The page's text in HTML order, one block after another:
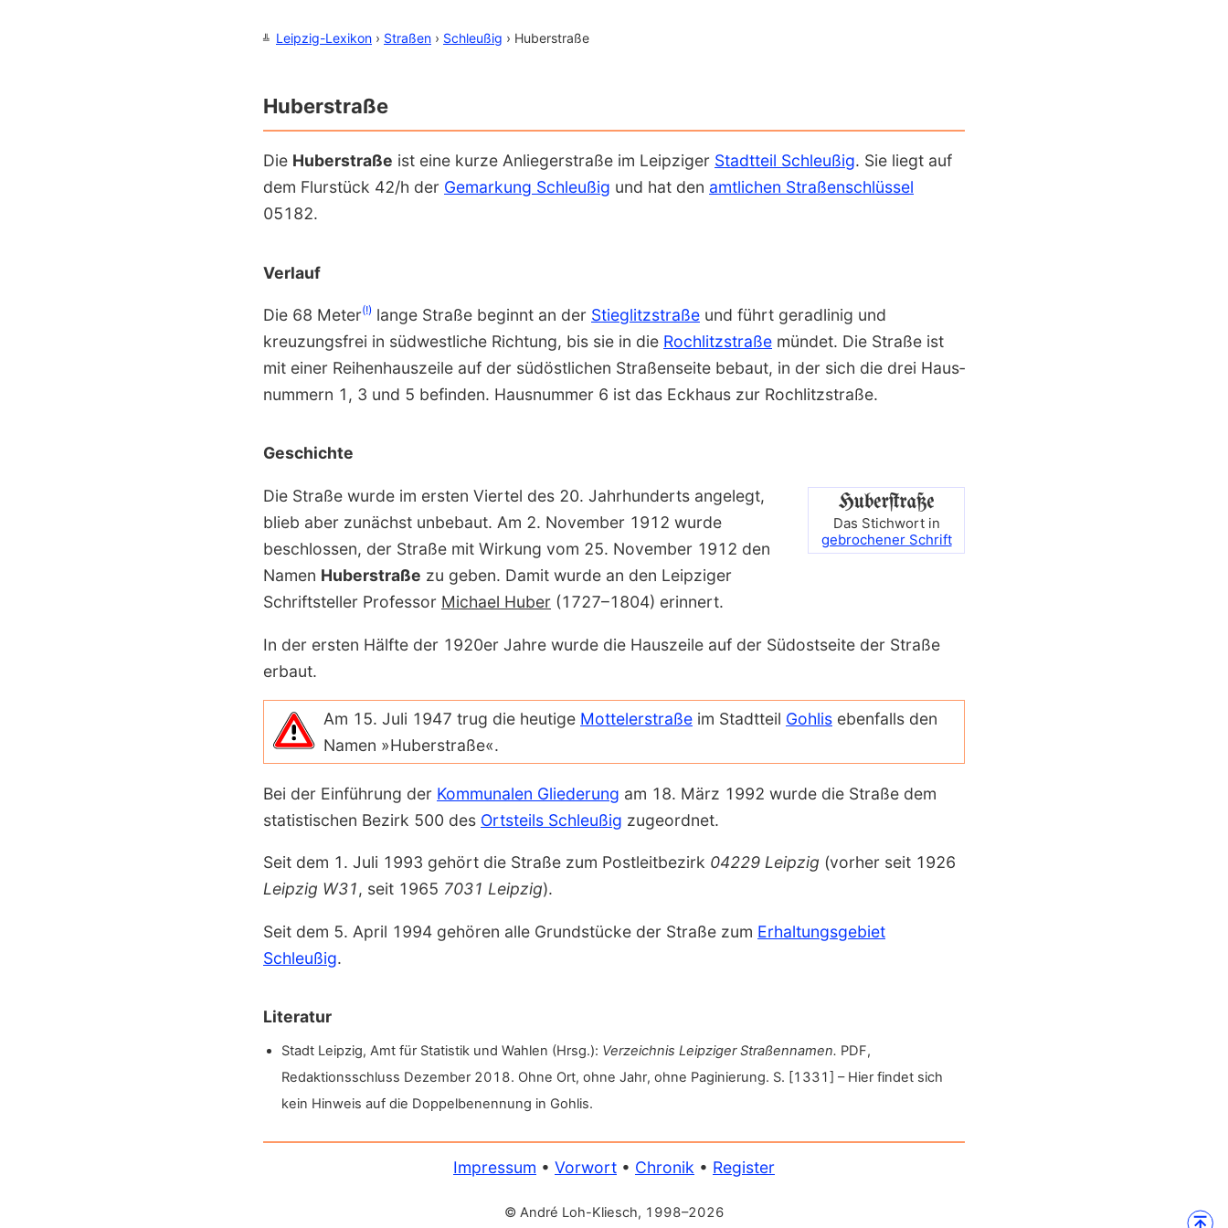
Leipzig-Lexikon › Straßen › Schleußig › Huberstraße
Huberstraße
Die Huberstraße ist eine kurze Anlieger­straße im Leipziger Stadt­teil Schleußig. Sie liegt auf
dem Flur­stück 42/h der Gemarkung Schleußig und hat den amt­lichen Straßen­schlüssel
05182.
Verlauf
Die 68 Meter(!) lange Straße beginnt an der Stieglitz­straße und führt gerad­linig und
kreuzungs­frei in südwest­liche Richtung, bis sie in die Rochlitz­straße mündet. Die Straße ist
mit einer Reihenhaus­zeile auf der südöst­lichen Straßen­seite bebaut, in der sich die drei Haus­
nummern 1, 3 und 5 befinden. Haus­nummer 6 ist das Eckhaus zur Rochlitz­straße.
Geschichte
Das Stichwort in
gebrochener Schrift
Die Straße wurde im ersten Viertel des 20. Jahr­hunderts angelegt,
blieb aber zunächst unbebaut. Am 2. November 1912 wurde
beschlossen, der Straße mit Wirkung vom 25. November 1912 den
Namen Huber­straße zu geben. Damit wurde an den Leipziger
Schriftsteller Professor Michael Huber (1727–1804) erinnert.
In der ersten Hälfte der 1920er Jahre wurde die Haus­zeile auf der Südost­seite der Straße
erbaut.
Am 15. Juli 1947 trug die heutige Motteler­straße im Stadt­teil Gohlis ebenfalls den
Namen »Huber­straße«.
Bei der Einführung der Kommunalen Gliederung am 18. März 1992 wurde die Straße dem
statistischen Bezirk 500 des Orts­teils Schleußig zu­geordnet.
Seit dem 1. Juli 1993 gehört die Straße zum Postleitbezirk 04229 Leipzig (vorher seit 1926
Leipzig W31, seit 1965 7031 Leipzig).
Seit dem 5. April 1994 gehören alle Grund­stücke der Straße zum Erhaltungs­gebiet
Schleußig.
Literatur
Stadt Leipzig, Amt für Statistik und Wahlen (Hrsg.): Verzeichnis Leipziger Straßennamen. PDF,
Redaktionsschluss Dezember 2018. Ohne Ort, ohne Jahr, ohne Paginierung. S. [1331] – Hier findet sich
kein Hinweis auf die Doppel­benennung in Gohlis.
Impressum • Vorwort • Chronik • Register